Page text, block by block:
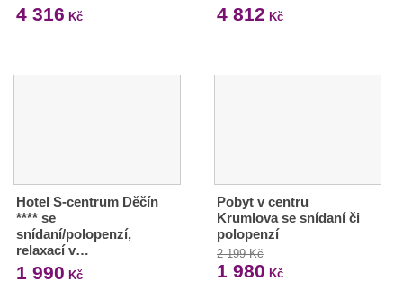
4 316 Kč 4 812 Kč
Hotel S-centrum Děčín
**** se
snídaní/polopenzí,
relaxací v…
1 990 Kč
Pobyt v centru
Krumlova se snídaní či
polopenzí
2 199 Kč
1 980 Kč